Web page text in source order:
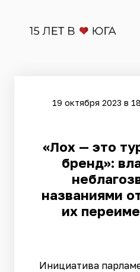
19 октября 2023 в
«Лох — это
бренд»:
названиями
их
Инициатива